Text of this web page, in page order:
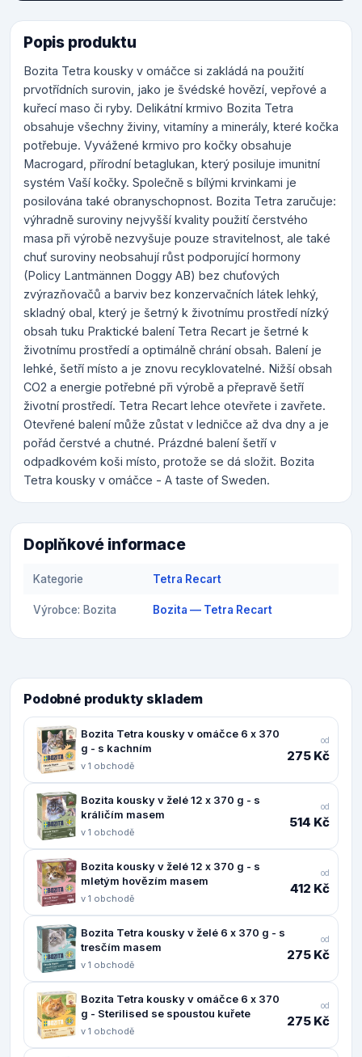
Popis produktu
Bozita Tetra kousky v omáčce si zakládá na použití
prvotřídních surovin, jako je švédské hovězí, vepřové a
kuřecí maso či ryby. Delikátní krmivo Bozita Tetra
obsahuje všechny živiny, vitamíny a minerály, které kočka
potřebuje. Vyvážené krmivo pro kočky obsahuje
Macrogard, přírodní betaglukan, který posiluje imunitní
systém Vaší kočky. Společně s bílými krvinkami je
posilována také obranyschopnost. Bozita Tetra zaručuje:
výhradně suroviny nejvyšší kvality použití čerstvého
masa při výrobě nezvyšuje pouze stravitelnost, ale také
chuť suroviny neobsahují růst podporující hormony
(Policy Lantmännen Doggy AB) bez chuťových
zvýrazňovačů a barviv bez konzervačních látek lehký,
skladný obal, který je šetrný k životnímu prostředí nízký
obsah tuku Praktické balení Tetra Recart je šetrné k
životnímu prostředí a optimálně chrání obsah. Balení je
lehké, šetří místo a je znovu recyklovatelné. Nižší obsah
CO2 a energie potřebné při výrobě a přepravě šetří
životní prostředí. Tetra Recart lehce otevřete i zavřete.
Otevřené balení může zůstat v ledničce až dva dny a je
pořád čerstvé a chutné. Prázdné balení šetří v
odpadkovém koši místo, protože se dá složit. Bozita
Tetra kousky v omáčce - A taste of Sweden.
Doplňkové informace
Kategorie Tetra Recart
Výrobce: Bozita Bozita — Tetra Recart
Podobné produkty skladem
Bozita Tetra kousky v omáčce 6 x 370
g - s kachním
v 1 obchodě
od
275 Kč
Bozita kousky v želé 12 x 370 g - s
králičím masem
v 1 obchodě
od
514 Kč
Bozita kousky v želé 12 x 370 g - s
mletým hovězím masem
v 1 obchodě
od
412 Kč
Bozita Tetra kousky v želé 6 x 370 g - s
tresčím masem
v 1 obchodě
od
275 Kč
Bozita Tetra kousky v omáčce 6 x 370
g - Sterilised se spoustou kuřete
v 1 obchodě
od
275 Kč